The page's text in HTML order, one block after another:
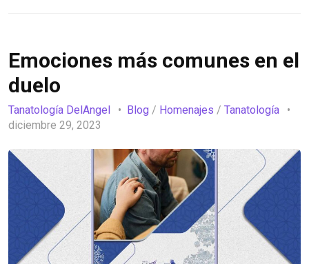
Emociones más comunes en el
duelo
Tanatología DelAngel Blog / Homenajes / Tanatología
diciembre 29, 2023